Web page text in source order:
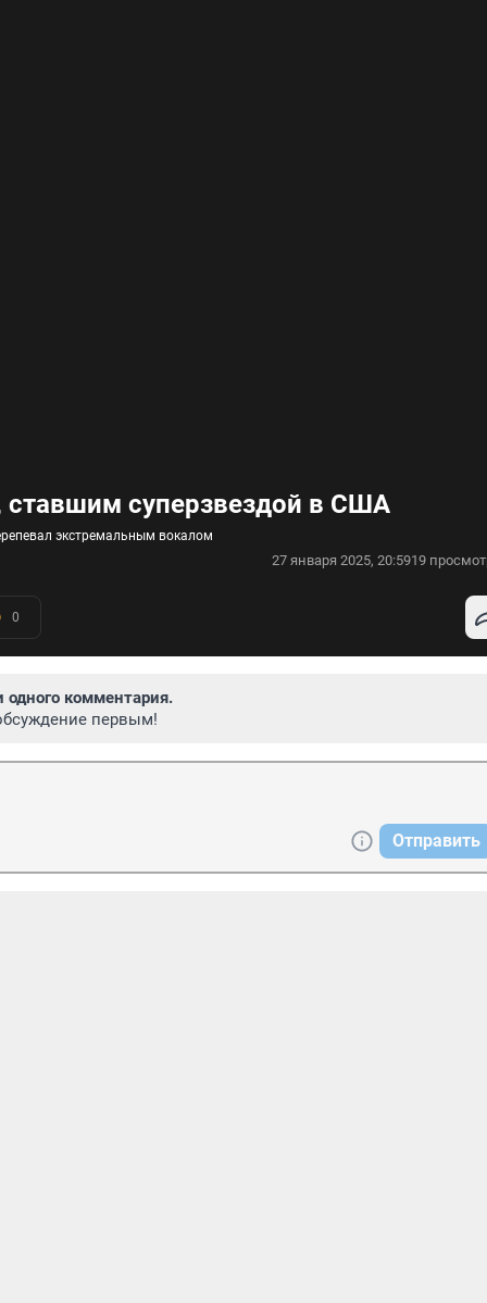
суперзвездой в США
экстремальным вокалом
27 января 2025, 20:5919
0
одного комментария.
первым!
Отправить